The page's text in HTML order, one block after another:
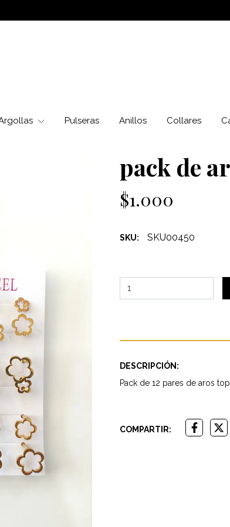
Pulseras Anillos Collares
pack de
$1.000
SKU: SKU00450
DESCRIPCIÓN:
Pack de 12 pares de aros
COMPARTIR: